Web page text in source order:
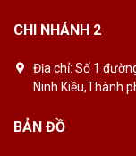
CHI NHÁNH 2
Địa chỉ: Số 1
Ninh Kiều,Thành
BẢN ĐỒ